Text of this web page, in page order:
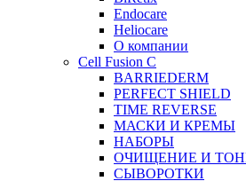
Endocare
Heliocare
О компании
Cell Fusion C
BARRIEDERM
PERFECT SHIELD
TIME REVERSE
МАСКИ И КРЕМЫ
НАБОРЫ
ОЧИЩЕНИЕ И
СЫВОРОТКИ